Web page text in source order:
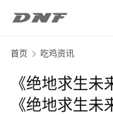
首页 吃鸡资讯
《绝地求生
《绝地求生